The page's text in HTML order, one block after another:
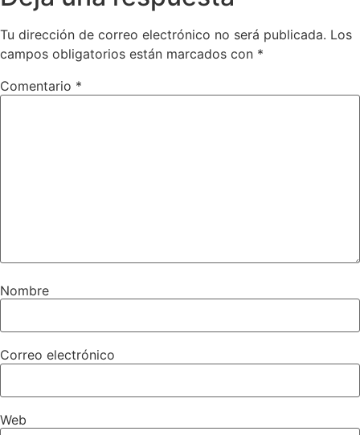
Tu dirección de correo electrónico no será publicada. Los
campos obligatorios están marcados con *
Comentario *
Nombre
Correo electrónico
Web